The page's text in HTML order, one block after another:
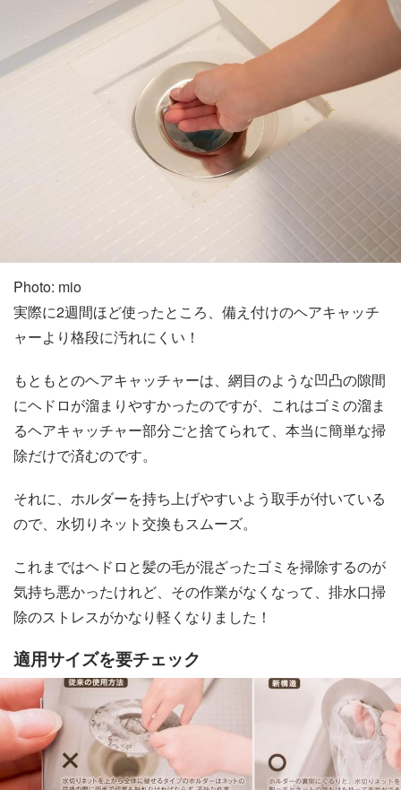
Photo: mio
実際に2週間ほど使ったところ、備え付けのヘアキャッチ
ャーより格段に汚れにくい！
もともとのヘアキャッチャーは、網目のような凹凸の隙間
にヘドロが溜まりやすかったのですが、これはゴミの溜ま
るヘアキャッチャー部分ごと捨てられて、本当に簡単な掃
除だけで済むのです。
それに、ホルダーを持ち上げやすいよう取手が付いている
ので、水切りネット交換もスムーズ。
これまではヘドロと髪の毛が混ざったゴミを掃除するのが
気持ち悪かったけれど、その作業がなくなって、排水口掃
除のストレスがかなり軽くなりました！
適用サイズを要チェック